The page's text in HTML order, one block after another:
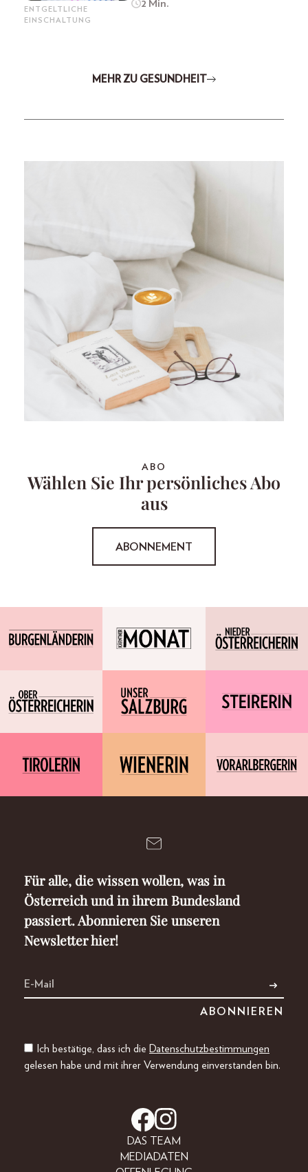
ENTGELTLICHE
EINSCHALTUNG
2 Min.
MEHR ZU GESUNDHEIT
ABO
Wählen Sie Ihr persönliches Abo
aus
ABONNEMENT
Für alle, die wissen wollen, was in
Österreich und in ihrem Bundesland
passiert. Abonnieren Sie unseren
Newsletter hier!
Ich bestätige, dass ich die Datenschutzbestimmungen
gelesen habe und mit ihrer Verwendung einverstanden bin.
DAS TEAM
MEDIADATEN